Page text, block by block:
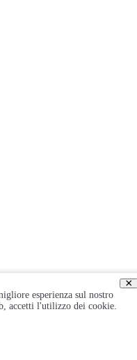
×
esperienza sul nostro
accetti l'utilizzo dei cookie.